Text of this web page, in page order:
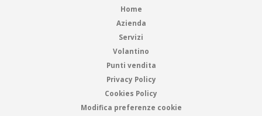
Home
Azienda
Servizi
Volantino
Punti vendita
Privacy Policy
Cookies Policy
Modifica preferenze cookie